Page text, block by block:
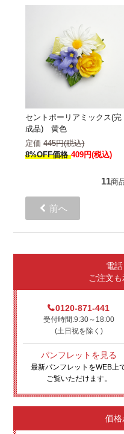
セントポーリアミックス(完
成品) 黄色
定価445円(税込)
8%OFF価格 409円(税込)
11商
前へ
電
ご注文
0120-871-441
受付時間:9:30～18:00
(土日祝を除く)
パンフレットを見る
最新パンフレットをWEB上
ご覧いただけます。
価格